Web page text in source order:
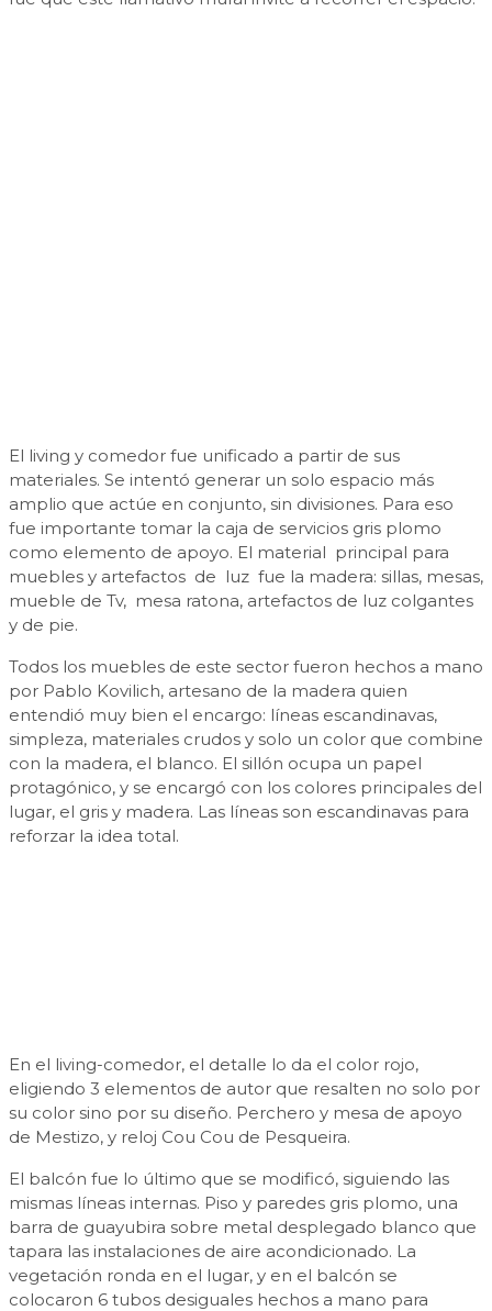
El living y comedor fue unificado a partir de sus
materiales. Se intentó generar un solo espacio más
amplio que actúe en conjunto, sin divisiones. Para eso
fue importante tomar la caja de servicios gris plomo
como elemento de apoyo. El material principal para
muebles y artefactos de luz fue la madera: sillas, mesas,
mueble de Tv, mesa ratona, artefactos de luz colgantes
y de pie.
Todos los muebles de este sector fueron hechos a mano
por Pablo Kovilich, artesano de la madera quien
entendió muy bien el encargo: líneas escandinavas,
simpleza, materiales crudos y solo un color que combine
con la madera, el blanco. El sillón ocupa un papel
protagónico, y se encargó con los colores principales del
lugar, el gris y madera. Las líneas son escandinavas para
reforzar la idea total.
En el living-comedor, el detalle lo da el color rojo,
eligiendo 3 elementos de autor que resalten no solo por
su color sino por su diseño. Perchero y mesa de apoyo
de Mestizo, y reloj Cou Cou de Pesqueira.
El balcón fue lo último que se modificó, siguiendo las
mismas líneas internas. Piso y paredes gris plomo, una
barra de guayubira sobre metal desplegado blanco que
tapara las instalaciones de aire acondicionado. La
vegetación ronda en el lugar, y en el balcón se
colocaron 6 tubos desiguales hechos a mano para